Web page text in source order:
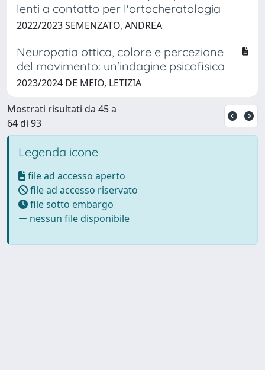
lenti a contatto per l'ortocheratologia
2022/2023 SEMENZATO, ANDREA
Neuropatia ottica, colore e percezione
del movimento: un'indagine psicofisica
2023/2024 DE MEIO, LETIZIA
Mostrati risultati da 45 a
64 di 93
Legenda icone
file ad accesso aperto
file ad accesso riservato
file sotto embargo
nessun file disponibile